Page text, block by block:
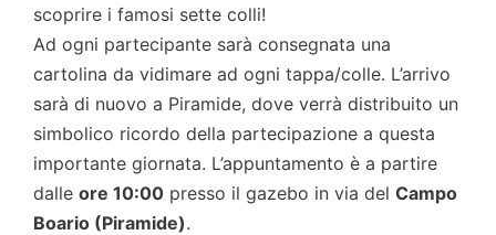
scoprire i famosi sette colli!
Ad ogni partecipante sarà consegnata una
cartolina da vidimare ad ogni tappa/colle. L’arrivo
sarà di nuovo a Piramide, dove verrà distribuito un
simbolico ricordo della partecipazione a questa
importante giornata. L’appuntamento è a partire
dalle ore 10:00 presso il gazebo in via del Campo
Boario (Piramide).